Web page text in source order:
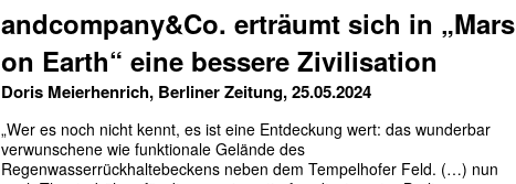
andcompany&Co. erträumt sich in „Mars
on Earth“ eine bessere Zivilisation
Doris Meierhenrich, Berliner Zeitung, 25.05.2024
„Wer es noch nicht kennt, es ist eine Entdeckung wert: das wunderbar
verwunschene wie funktionale Gelände des
Regenwasserrückhaltebeckens neben dem Tempelhofer Feld. (…) nun